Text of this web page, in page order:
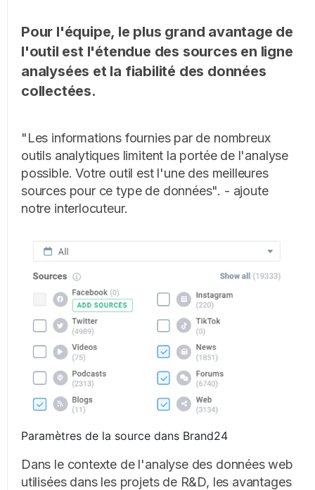
Pour l'équipe, le plus grand avantage de
l'outil est l'étendue des sources en ligne
analysées et la fiabilité des données
collectées.
"Les informations fournies par de nombreux
outils analytiques limitent la portée de l'analyse
possible. Votre outil est l'une des meilleures
sources pour ce type de données". - ajoute
notre interlocuteur.
Paramètres de la source dans Brand24
Dans le contexte de l'analyse des données web
utilisées dans les projets de R&D, les avantages